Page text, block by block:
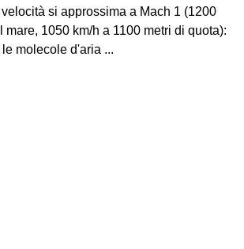
si approssima a Mach 1 (1200
mare, 1050 km/h a 1100 metri di quota):
molecole d'aria ...